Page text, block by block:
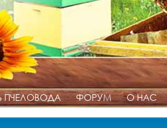
ПЧЕЛОВОДА ФОРУМ О НАС